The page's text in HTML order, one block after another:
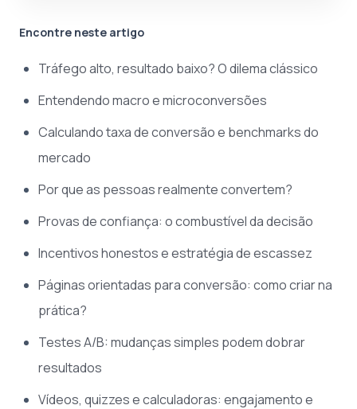
Encontre neste artigo
Tráfego alto, resultado baixo? O dilema clássico
Entendendo macro e microconversões
Calculando taxa de conversão e benchmarks do
mercado
Por que as pessoas realmente convertem?
Provas de confiança: o combustível da decisão
Incentivos honestos e estratégia de escassez
Páginas orientadas para conversão: como criar na
prática?
Testes A/B: mudanças simples podem dobrar
resultados
Vídeos, quizzes e calculadoras: engajamento e